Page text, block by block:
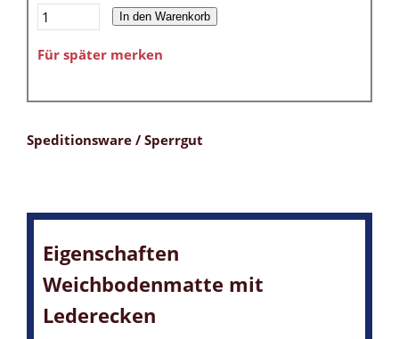
In den Warenkorb
Für später merken
Speditionsware / Sperrgut
Eigenschaften
Weichbodenmatte mit
Lederecken